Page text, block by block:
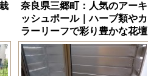
奈良県三郷町：人気のアーキ
ッシュポール｜ハーブ類やカ
ラーリーフで彩り豊かな花壇